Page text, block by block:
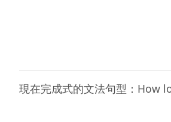
現在完成式的文法句型：How